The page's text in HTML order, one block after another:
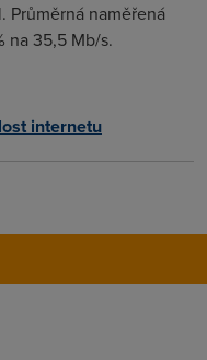
naměřená
na 35,5 Mb/s.
internetu